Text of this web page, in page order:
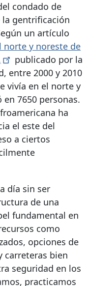
condado de
gentrificación
un artículo
norte y noreste de
publicado por la
entre 2000 y 2010
vivía en el norte y
7650 personas.
ha
el este del
a ciertos
día sin ser
de una
fundamental en
como
opciones de
carreteras bien
seguridad en los
practicamos